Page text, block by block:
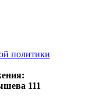
политики
111